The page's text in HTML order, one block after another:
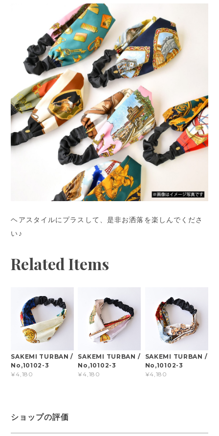
ヘアスタイルにプラスして、是非お洒落を楽しんでくださ
い♪
Related Items
SAKEMI TURBAN /
No,10102-3
¥4,180
SAKEMI TURBAN /
No,10102-3
¥4,180
SAKEMI TURBAN /
No,10102-3
¥4,180
ショップの評価